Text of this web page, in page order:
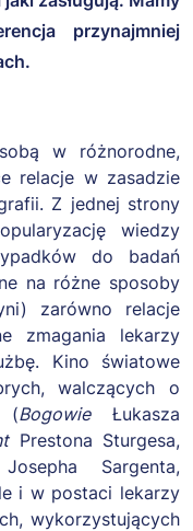
przynajmniej
w różnorodne,
relacje w zasadzie
Z jednej strony
wiedzy
do badań
na różne sposoby
zarówno relacje
zmagania lekarzy
Kino światowe
walczących o
(BogowieŁukasza
Prestona Sturgesa,
Sargenta,
i w postaci lekarzy
wykorzystujących